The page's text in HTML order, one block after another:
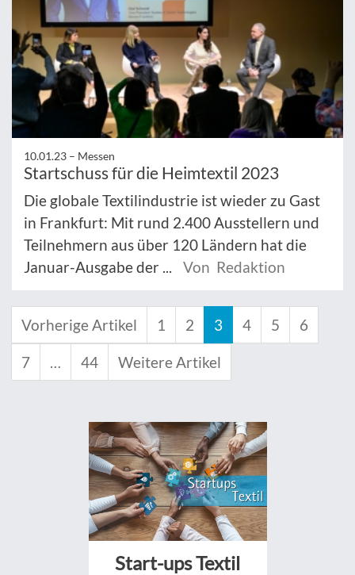
10.01.23 – Messen
Startschuss für die Heimtextil 2023
Die globale Textilindustrie ist wieder zu Gast
in Frankfurt: Mit rund 2.400 Ausstellern und
Teilnehmern aus über 120 Ländern hat die
Januar-Ausgabe der ...
Von Redaktion
Vorherige Artikel 1 2 3 4 5 6
7 … 44 Weitere Artikel
Start-ups Textil